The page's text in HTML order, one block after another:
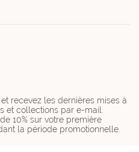
recevez les dernières mises à
et collections par e-mail.
10% sur votre première
la période promotionnelle.